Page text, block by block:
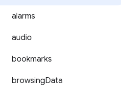
alarms
audio
bookmarks
browsingData